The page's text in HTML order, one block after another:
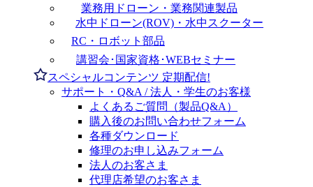
業務用ドローン・業務関連製品
水中ドローン(ROV)・水中スクーター
RC・ロボット部品
講習会･国家資格･WEBセミナー
スペシャルコンテンツ 定期配信!
サポート・Q&A / 法人・学生のお客様
よくあるご質問（製品Q&A）
購入後のお問い合わせフォーム
各種ダウンロード
修理のお申し込みフォーム
法人のお客さま
代理店希望のお客さま